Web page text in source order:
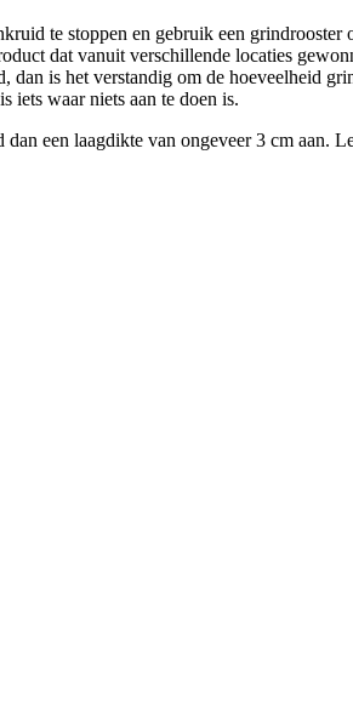
te stoppen en gebruik een
dat vanuit verschillende locaties
dan is het verstandig om de hoeveelheid
iets waar niets aan te doen is.
een laagdikte van ongeveer 3 cm aan.